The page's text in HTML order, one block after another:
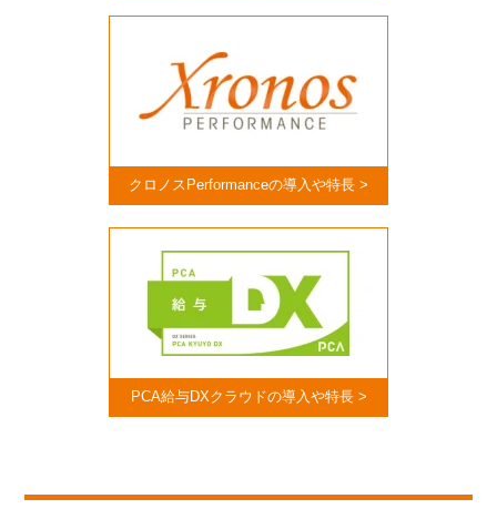
クロノスPerformanceの導入や特長 >
PCA給与DXクラウドの導入や特長 >